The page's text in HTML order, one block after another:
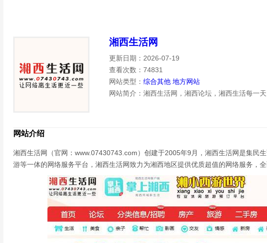
湘西生活网
更新日期：2026-07-19
查看次数：74831
网站类型： 综合其他 地方网站
网站简介：湘西生活网，湘西论坛，湘西生活每一天
网站介绍
湘西生活网（官网：www.07430743.com）创建于2005年9月，湘西生活网是集民
游等一体的网络服务平台，湘西生活网致力为湘西地区提供优质超值的网络服务，